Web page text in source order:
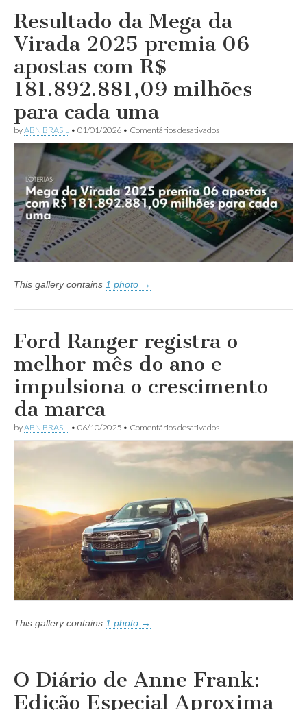
Resultado da Mega da
Virada 2025 premia 06
apostas com R$
181.892.881,09 milhões
para cada uma
byABN BRASIL • 01/01/2026 • Comentários desativadosem
Resultado
Mega
da
Virada
2025
premia
06
apostas
com
R$
181.892.881,09
This gallery contains 1 photo →
Ford Ranger registra o
melhor mês do ano e
impulsiona o crescimento
da marca
byABN BRASIL • 06/10/2025 • Comentários desativadosem
Ranger
registra
ano
e
impulsiona
o
crescimento
da
marca
This gallery contains 1 photo →
O Diário de Anne Frank:
Edição Especial Aproxima